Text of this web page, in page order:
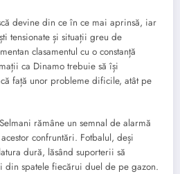
devine din ce în ce mai aprinsă, iar
tensionate și situații greu de
clasamentul cu o constanță
ca Dinamo trebuie să își
față unor probleme dificile, atât pe
rămâne un semnal de alarmă
confruntări. Fotbalul, deși
dură, lăsând suporterii să
din spatele fiecărui duel de pe gazon.